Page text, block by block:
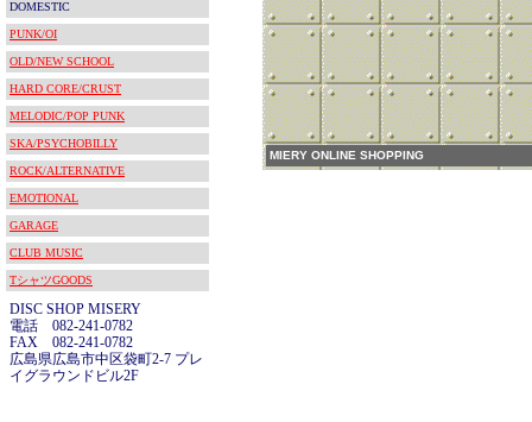
DOMESTIC
PUNK/OI
OLD/NEW SCHOOL
HARD CORE/CRUST
MELODIC/POP PUNK
SKA/PSYCHOBILLY
ROCK/ALTERNATIVE
EMOTIONAL
GARAGE
CLUB MUSIC
TシャツGOODS
DISC SHOP MISERY
電話 082-241-0782
FAX 082-241-0782
広島県広島市中区袋町2-7 プレ
イグラウンドビル2F
MIERY ONLINE SHOPPING